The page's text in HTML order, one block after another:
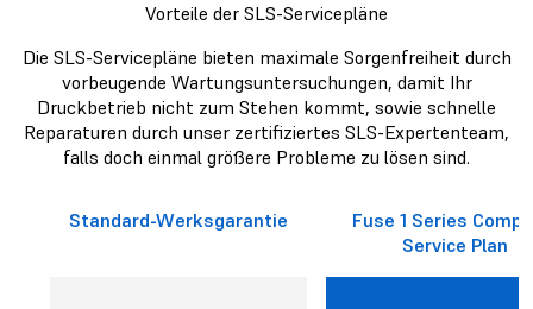
Vorteile der SLS-Servicepläne
Die SLS-Servicepläne bieten maximale Sorgenfreiheit durch
vorbeugende Wartungsuntersuchungen, damit Ihr
Druckbetrieb nicht zum Stehen kommt, sowie schnelle
Reparaturen durch unser zertifiziertes SLS-Expertenteam,
falls doch einmal größere Probleme zu lösen sind.
Standard-Werksgarantie
Fuse 1 Series
Service Plan